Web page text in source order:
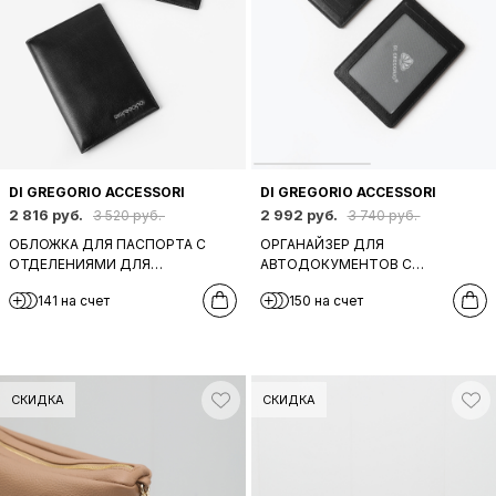
DI GREGORIO ACCESSORI
2 816 руб.
3 520 руб.
ОБЛОЖКА ДЛЯ ПАСПОРТА C
ОТДЕЛЕНИЯМИ ДЛЯ
GREGORIO В ЧЕРНОМ ЦВЕТЕ
141 на счет
DI GREGORIO ACCESSORI
2 992 руб.
3 740 руб.
ОРГАНАЙЗЕР ДЛЯ
АВТОДОКУМЕНТОВ С
ЧЕРНОГО ЦВЕТА
150 на счет
СКИДКА СКИДКА